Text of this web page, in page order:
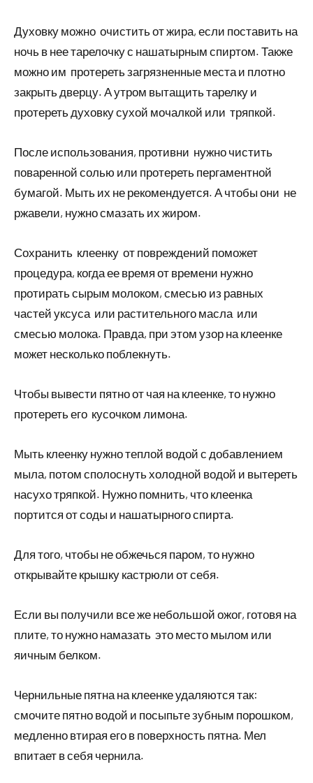
Духовку можно очистить от жира, если поставить на
ночь в нее тарелочку с нашатырным спиртом. Также
можно им протереть загрязненные места и плотно
закрыть дверцу. А утром вытащить тарелку и
протереть духовку сухой мочалкой или тряпкой.
После использования, противни нужно чистить
поваренной солью или протереть пергаментной
бумагой. Мыть их не рекомендуется. А чтобы они не
ржавели, нужно смазать их жиром.
Сохранить клеенку от повреждений поможет
процедура, когда ее время от времени нужно
протирать сырым молоком, смесью из равных
частей уксуса или растительного масла или
смесью молока. Правда, при этом узор на клеенке
может несколько поблекнуть.
Чтобы вывести пятно от чая на клеенке, то нужно
протереть его кусочком лимона.
Мыть клеенку нужно теплой водой с добавлением
мыла, потом сполоснуть холодной водой и вытереть
насухо тряпкой. Нужно помнить, что клеенка
портится от соды и нашатырного спирта.
Для того, чтобы не обжечься паром, то нужно
открывайте крышку кастрюли от себя.
Если вы получили все же небольшой ожог, готовя на
плите, то нужно намазать это место мылом или
яичным белком.
Чернильные пятна на клеенке удаляются так:
смочите пятно водой и посыпьте зубным порошком,
медленно втирая его в поверхность пятна. Мел
впитает в себя чернила.